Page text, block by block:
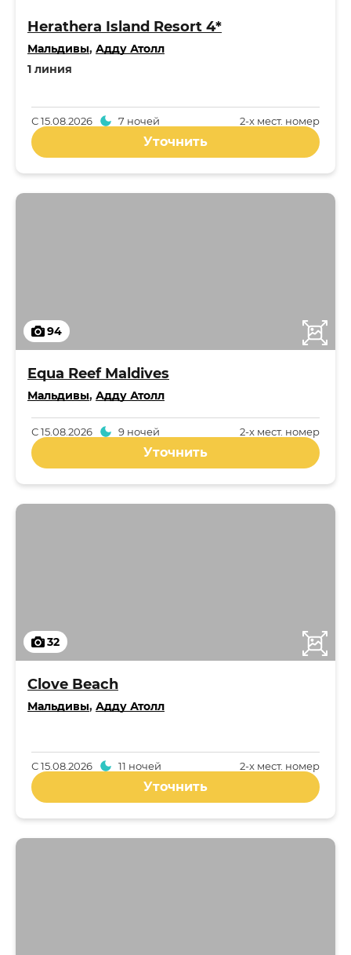
Herathera Island Resort 4*
Мальдивы, Адду Атолл
1 линия
2-x мест. номер
С15.08.2026 7 ночей
Уточнить
94
Equa Reef Maldives
Мальдивы, Адду Атолл
2-x мест. номер
С15.08.2026 9 ночей
Уточнить
32
Clove Beach
Мальдивы, Адду Атолл
2-x мест. номер
С15.08.2026 11 ночей
Уточнить